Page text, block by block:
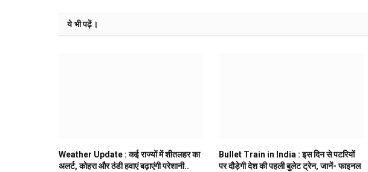
ये भी पढ़ें।
Weather Update : कई राज्यों में शीतलहर का
अलर्ट, कोहरा और ठंडी हवाएं बढ़ाएंगी परेशानी..
Bullet Train in India : इस दिन से पटरियों
पर दौड़ेगी देश की पहली बुलेट ट्रेन, जानें- फाइनल